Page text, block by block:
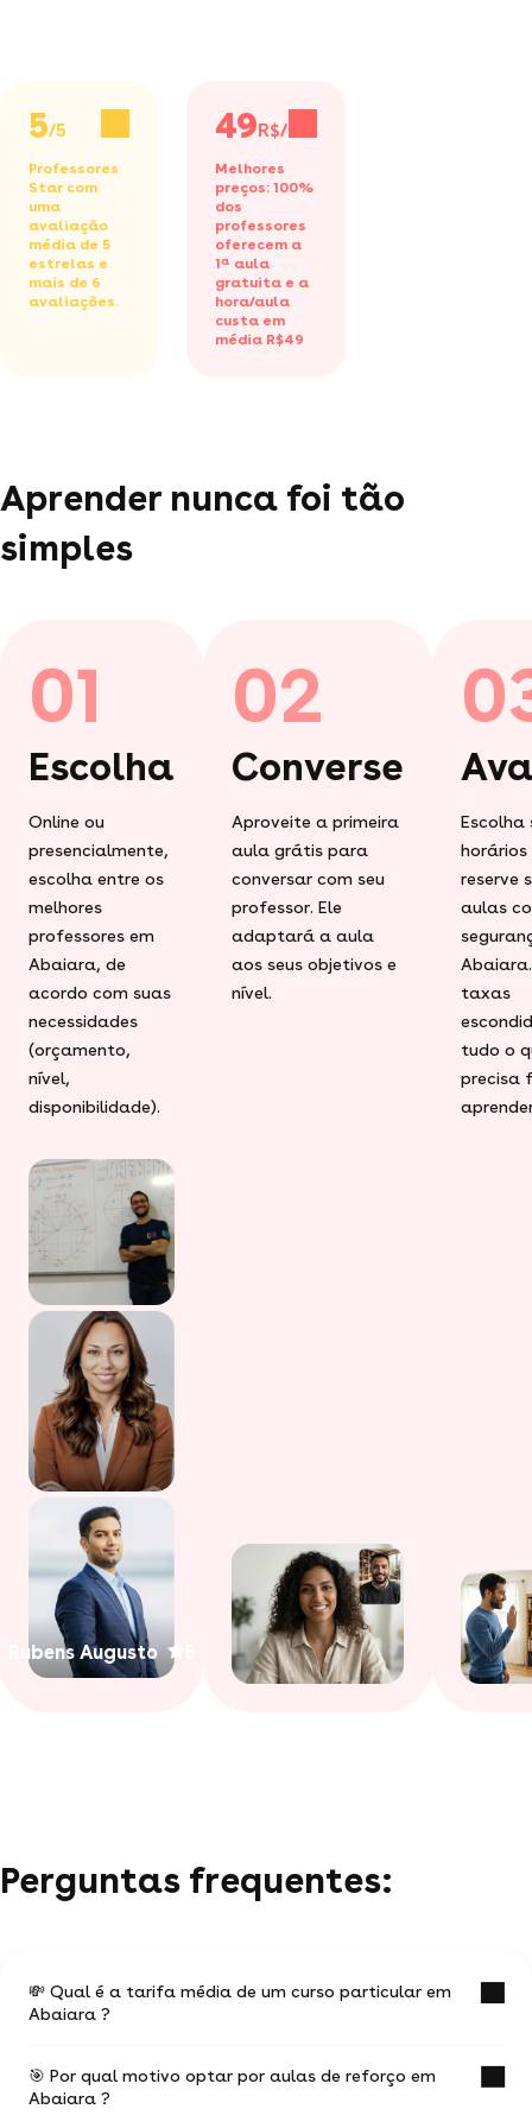
5/5
Professores
Star com
uma
avaliação
média de 5
estrelas e
mais de 6
avaliações.
49R$/h
Melhores
preços: 100%
dos
professores
oferecem a
1ª aula
gratuita e a
hora/aula
custa em
média R$49
Aprender nunca foi tão
simples
01
Escolha
Online ou
presencialmente,
escolha entre os
melhores
professores em
Abaiara, de
acordo com suas
necessidades
(orçamento,
nível,
disponibilidade).
Rubens Augusto
02
Converse
Aproveite a primeira
aula grátis para
conversar com seu
professor. Ele
adaptará a aula
aos seus objetivos e
nível.
Escolha
horários
reserve
aulas
taxas
tudo o
precisa
Perguntas frequentes:
💸 Qual é a tarifa média de um curso particular em
Abaiara ?
O valor médio de uma aula particular
em Abaiara é de R$ 49.
🎯 Por qual motivo optar por aulas de reforço em
Abaiara ?